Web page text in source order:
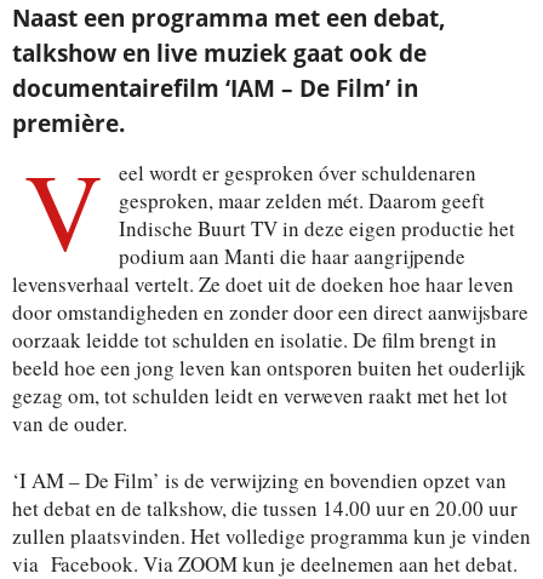
Naast een programma met een debat,
talkshow en live muziek gaat ook de
documentairefilm ‘IAM – De Film’ in
première.
V
eel wordt er gesproken óver schuldenaren
gesproken, maar zelden mét. Daarom geeft
Indische Buurt TV in deze eigen productie het
podium aan Manti die haar aangrijpende
levensverhaal vertelt. Ze doet uit de doeken hoe haar leven
door omstandigheden en zonder door een direct aanwijsbare
oorzaak leidde tot schulden en isolatie. De film brengt in
beeld hoe een jong leven kan ontsporen buiten het ouderlijk
gezag om, tot schulden leidt en verweven raakt met het lot
van de ouder.
‘I AM – De Film’ is de verwijzing en bovendien opzet van
het debat en de talkshow, die tussen 14.00 uur en 20.00 uur
zullen plaatsvinden. Het volledige programma kun je vinden
via Facebook. Via ZOOM kun je deelnemen aan het debat.